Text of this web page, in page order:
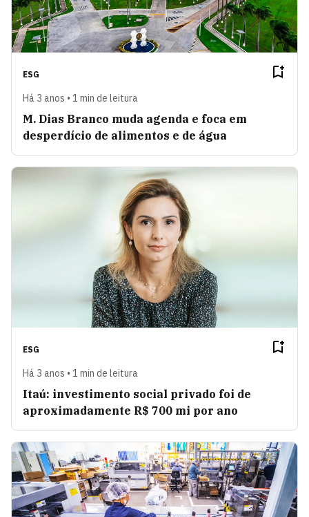
ESG
Há 3 anos • 1 min de leitura
M. Dias Branco muda agenda e foca em
desperdício de alimentos e de água
ESG
Há 3 anos • 1 min de leitura
Itaú: investimento social privado foi de
aproximadamente R$ 700 mi por ano